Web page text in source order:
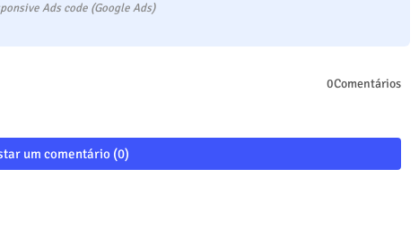
Ads code (Google Ads)
0Comentários
um comentário (0)